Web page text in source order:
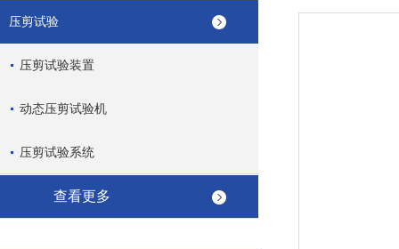
压剪试验
压剪试验装置
动态压剪试验机
压剪试验系统
查看更多